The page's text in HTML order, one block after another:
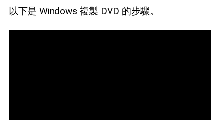
以下是 Windows 複製 DVD 的步驟。